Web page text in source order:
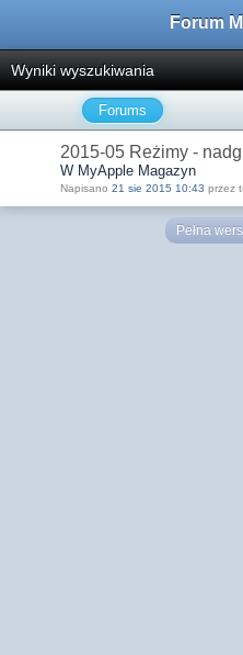
Forum
Wyniki wyszukiwania
Forums
2015-05 Reżimy -
W MyApple Magazyn
Napisano 21 sie 2015 10:43 przez
Pełna